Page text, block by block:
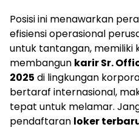
Posisi ini menawarkan
efisiensi operasional
untuk tantangan, memiliki
membangun karir Sr.
2025 di lingkungan
bertaraf internasional,
tepat untuk melamar.
pendaftaran loker